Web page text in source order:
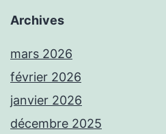
Archives
mars 2026
février 2026
janvier 2026
décembre 2025